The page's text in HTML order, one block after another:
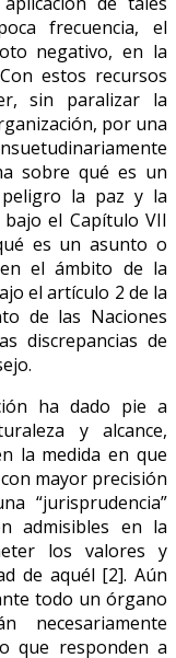
frecuencia, el
negativo, en la
estos recursos
sin paralizar la
por una
sobre qué es un
la paz y la
el Capítulo VII
es un asunto o
el ámbito de la
el artículo 2 de la
de las Naciones
discrepancias de
ha dado pie a
y alcance,
la medida en que
mayor precisión
“jurisprudencia”
admisibles en la
los valores y
de aquél [2]. Aún
todo un órgano
necesariamente
que responden a